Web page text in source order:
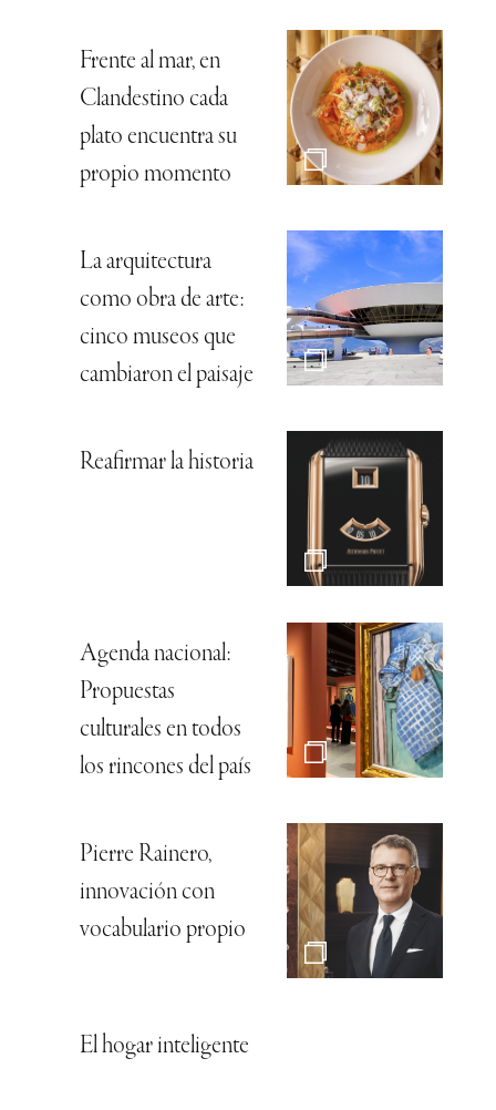
Frente al mar, en
Clandestino cada
plato encuentra su
propio momento
La arquitectura
como obra de arte:
cinco museos que
cambiaron el paisaje
Reafirmar la historia
Agenda nacional:
Propuestas
culturales en todos
los rincones del país
Pierre Rainero,
innovación con
vocabulario propio
El hogar inteligente